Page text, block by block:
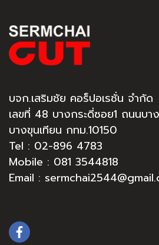
บจก.เสริมชัย คอร็ปอเรชั่น จำกัด
เลขที่ 48 บางกระดี่ซอย1 ถนนบา
บางขุนเทียน กทม.10150
Tel : 02-896 4783
Mobile : 081 3544818
Email :